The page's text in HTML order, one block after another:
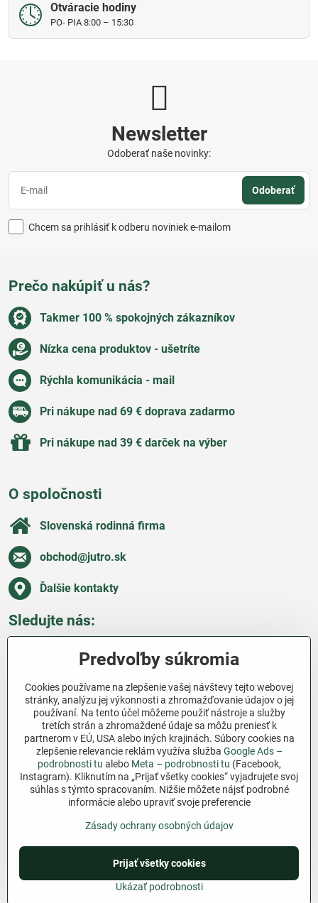
Otváracie hodiny
PO- PIA 8:00 – 15:30
Newsletter
Odoberať naše novinky:
Odoberať
Chcem sa prihlásiť k odberu noviniek e-mailom
Prečo nakúpiť u nás?
Takmer 100 % spokojných zákazníkov
Nízka cena produktov - ušetríte
Rýchla komunikácia - mail
Pri nákupe nad 69 € doprava zadarmo
Pri nákupe nad 39 € darček na výber
O spoločnosti
Slovenská rodinná firma
obchod​@jutro​.sk
Ďalšie kontakty
Sledujte nás:
Všetko o nákupe
Ďakujeme za podporu
Sme slovenský e-shop bez dotácií​. Fungujeme len
vďaka vám – ľuďom, ktorí veria v poctivú prácu a
lásku k pôde​. Každý nákup na Jutro​.sk nám pomáha
pokračovať v tom, čo má zmysel – pomáhať
záhradkárom zadarmo a srdcom​.
©2026Copyright
Predvoľby súkromiaZásady ochrany osobných údajov
Podmienky používania
Vytvorené pomocou:BiznisWeb.sk
Predvoľby súkromia
Cookies používame na zlepšenie vašej návštevy tejto webovej
stránky, analýzu jej výkonnosti a zhromažďovanie údajov o jej
používaní. Na tento účel môžeme použiť nástroje a služby
tretích strán a zhromaždené údaje sa môžu preniesť k
partnerom v EÚ, USA alebo iných krajinách. Súbory cookies na
zlepšenie relevancie reklám využíva služba Google Ads –
podrobnosti tu alebo Meta – podrobnosti tu (Facebook,
Instagram). Kliknutím na „Prijať všetky cookies“ vyjadrujete svoj
súhlas s týmto spracovaním. Nižšie môžete nájsť podrobné
informácie alebo upraviť svoje preferencie
Zásady ochrany osobných údajov
Ukázať podrobnosti
Prijať všetky cookies